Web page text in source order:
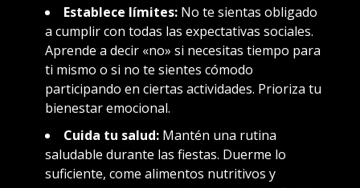
Establece límites: No te sientas obligado
a cumplir con todas las expectativas sociales.
Aprende a decir «no» si necesitas tiempo para
ti mismo o si no te sientes cómodo
participando en ciertas actividades. Prioriza tu
bienestar emocional.
Cuida tu salud: Mantén una rutina
saludable durante las fiestas. Duerme lo
suficiente, come alimentos nutritivos y